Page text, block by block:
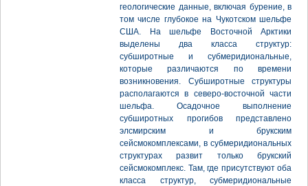
геологические данные, включая бурение, в
том числе глубокое на Чукотском шельфе
США. На шельфе Восточной Арктики
выделены два класса структур:
субширотные и субмеридиональные,
которые различаются по времени
возникновения. Субширотные структуры
располагаются в северо-восточной части
шельфа. Осадочное выполнение
субширотных прогибов представлено
элсмирским и брукским
сейсмокомплексами, в субмеридиональных
структурах развит только брукский
сейсмокомплекс. Там, где присутствуют оба
класса структур, субмеридиональные